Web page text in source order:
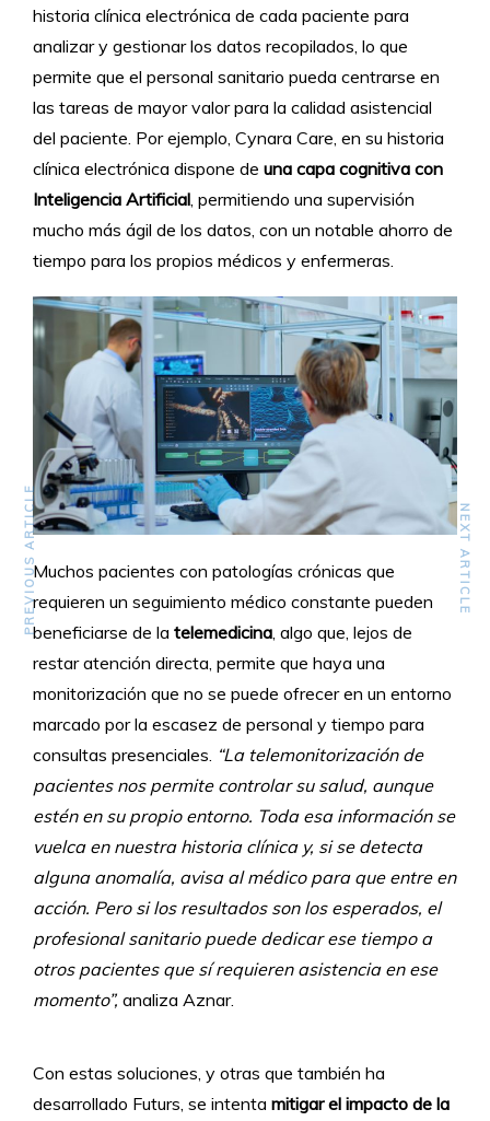
historia clínica electrónica de cada paciente para
analizar y gestionar los datos recopilados, lo que
permite que el personal sanitario pueda centrarse en
las tareas de mayor valor para la calidad asistencial
del paciente. Por ejemplo, Cynara Care, en su historia
clínica electrónica dispone de una capa cognitiva con
Inteligencia Artificial , permitiendo una supervisión
mucho más ágil de los datos, con un notable ahorro de
tiempo para los propios médicos y enfermeras.
Muchos pacientes con patologías crónicas que
requieren un seguimiento médico constante pueden
beneficiarse de la telemedicina, algo que, lejos de
restar atención directa, permite que haya una
monitorización que no se puede ofrecer en un entorno
marcado por la escasez de personal y tiempo para
consultas presenciales. “La telemonitorización de
pacientes nos permite controlar su salud, aunque
estén en su propio entorno. Toda esa información se
vuelca en nuestra historia clínica y, si se detecta
alguna anomalía, avisa al médico para que entre en
acción. Pero si los resultados son los esperados, el
profesional sanitario puede dedicar ese tiempo a
otros pacientes que sí requieren asistencia en ese
momento”, analiza Aznar.
Con estas soluciones, y otras que también ha
desarrollado Futurs, se intenta mitigar el impacto de la
PREVIOUS ARTICLE NEXT ARTICLE